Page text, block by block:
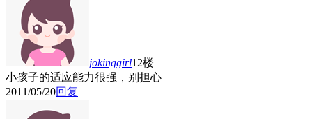
jokinggirl12楼
小孩子的适应能力很强，别担心
2011/05/20回复